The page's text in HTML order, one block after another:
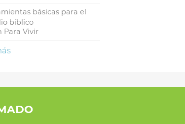
básicas para el
bíblico
Para Vivir